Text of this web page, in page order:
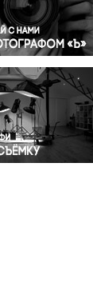
и конфликты
жизнь
и бизнес